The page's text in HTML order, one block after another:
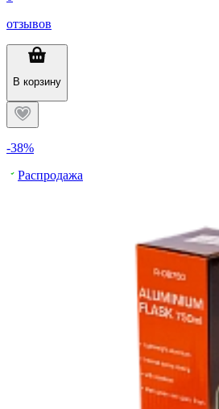
отзывов
В корзину
-38%
Распродажа